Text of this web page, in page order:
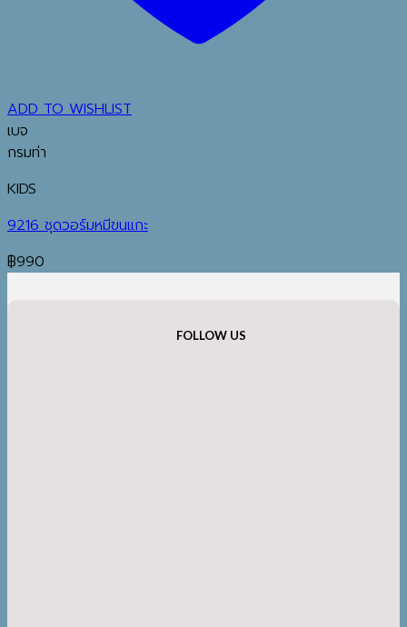
ADD TO WISHLIST
เบจ
กรมท่า
KIDS
9216 ชุดวอร์มหมีขนแกะ
฿990
FOLLOW US